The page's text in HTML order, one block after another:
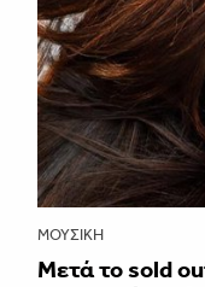
ΜΟΥΣΙΚΉ
Μετά το sold